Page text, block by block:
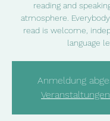
reading and
atmosphere.
read is welcome,
language
Anmeldung